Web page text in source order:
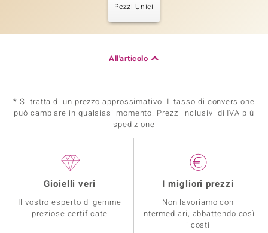
Pezzi Unici
All'articolo
* Si tratta di un prezzo approssimativo. Il tasso di conversione
può cambiare in qualsiasi momento. Prezzi inclusivi di IVA piú
spedizione
Gioielli veri
Il vostro esperto di gemme
preziose certificate
I migliori prezzi
Non lavoriamo con
intermediari, abbattendo così
i costi